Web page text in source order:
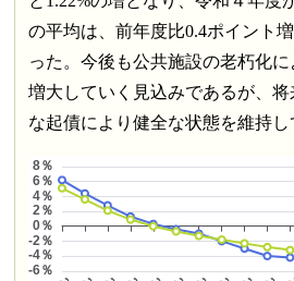
の平均は、前年度比0.4ポイント
った。今後も公共施設の老朽化
増大していく見込みであるが、
な起債により健全な状態を維持し